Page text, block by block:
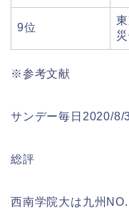
9位
※参考文献
サンデー毎日2020/8/
総評
西南学院大は九州